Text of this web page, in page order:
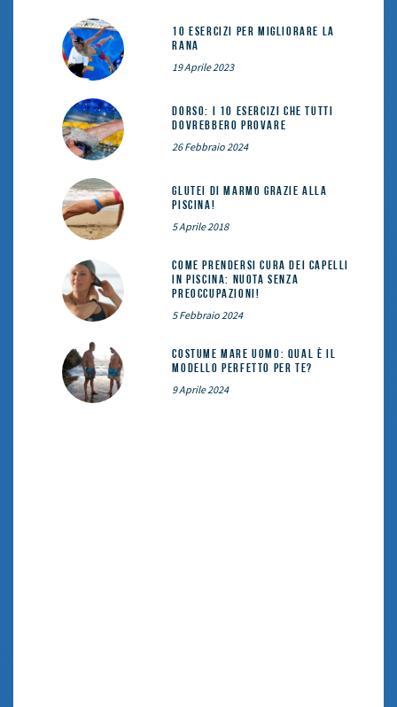
10 esercizi per migliorare la
rana
19 Aprile 2023
DORSO: i 10 esercizi che tutti
dovrebbero provare
26 Febbraio 2024
Glutei di marmo grazie alla
piscina!
5 Aprile 2018
Come prendersi cura dei capelli
in piscina: nuota senza
preoccupazioni!
5 Febbraio 2024
Costume mare uomo: qual è il
modello perfetto per te?
9 Aprile 2024